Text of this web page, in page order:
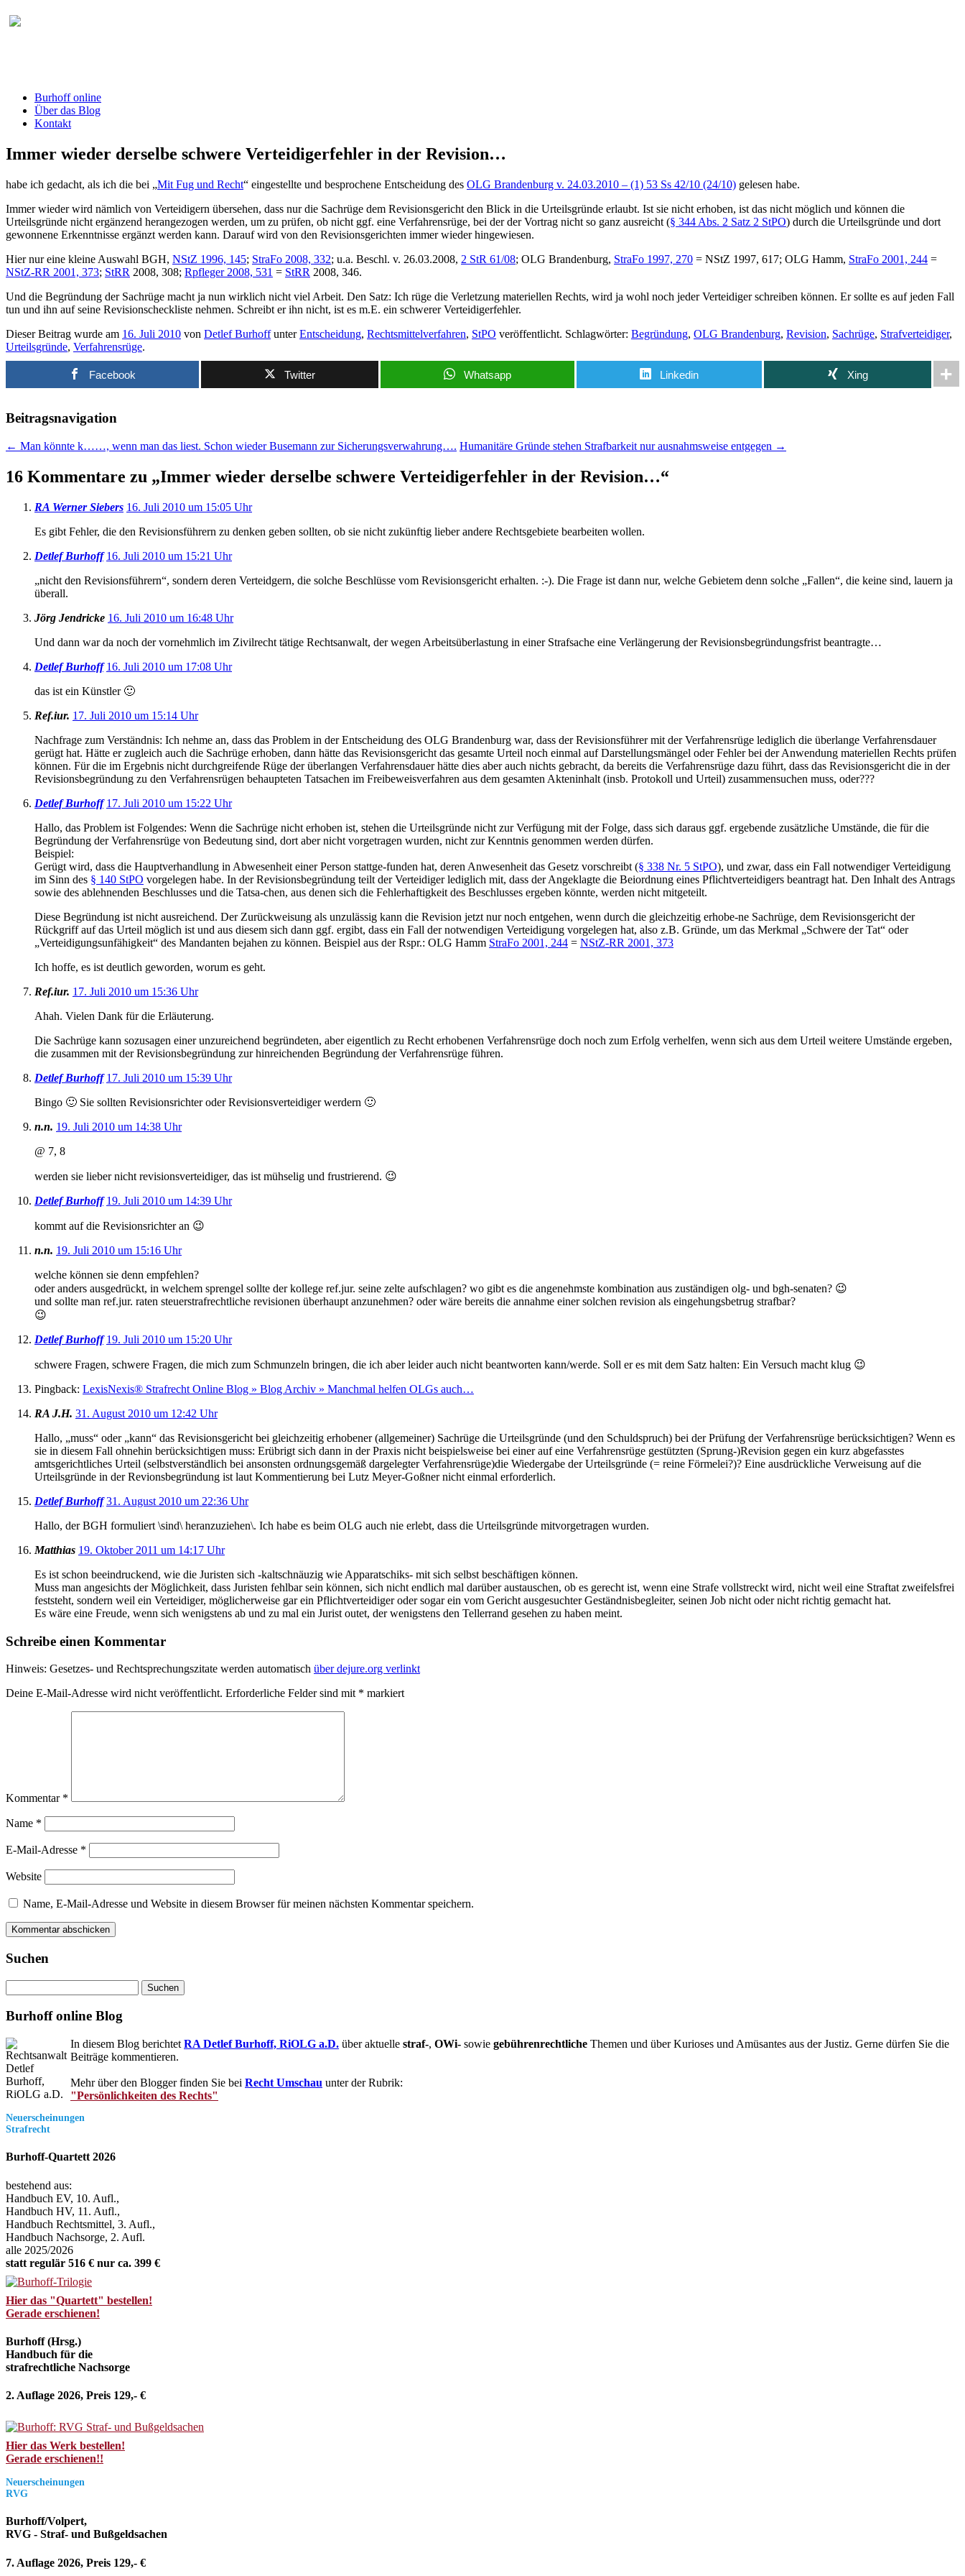
Burhoff online
Über das Blog
Kontakt
Immer wieder derselbe schwere Verteidigerfehler in der Revision…
habe ich gedacht, als ich die bei „Mit Fug und Recht“ eingestellte und besprochene Entscheidung des OLG Brandenburg v. 24.03.2010 – (1) 53 Ss 42/10 (24/10) gelesen habe.
Immer wieder wird nämlich von Verteidigern übersehen, dass nur die Sachrüge dem Revisionsgericht den Blick in die Urteilsgründe erlaubt. Ist sie nicht erhoben, ist das nicht möglich und können die
Urteilsgründe nicht ergänzend herangezogen werden, um zu prüfen, ob nicht ggf. eine Verfahrensrüge, bei der der Vortrag nicht so ganz ausreicht (§ 344 Abs. 2 Satz 2 StPO) durch die Urteilsgründe und dort
gewonnene Erkenntnisse ergänzt werden kann. Darauf wird von den Revisionsgerichten immer wieder hingewiesen.
Hier nur eine kleine Auswahl BGH, NStZ 1996, 145; StraFo 2008, 332; u.a. Beschl. v. 26.03.2008, 2 StR 61/08; OLG Brandenburg, StraFo 1997, 270 = NStZ 1997, 617; OLG Hamm, StraFo 2001, 244 =
NStZ-RR 2001, 373; StRR 2008, 308; Rpfleger 2008, 531 = StRR 2008, 346.
Und die Begründung der Sachrüge macht ja nun wirklich nicht viel Arbeit. Den Satz: Ich rüge die Verletzung materiellen Rechts, wird ja wohl noch jeder Verteidiger schreiben können. Er sollte es auf jeden Fall
tun und ihn auf seine Revisionscheckliste nehmen. Schreibt er ihn nicht, ist es m.E. ein schwerer Verteidigerfehler.
Dieser Beitrag wurde am 16. Juli 2010 von Detlef BurhoffunterEntscheidung, Rechtsmittelverfahren, StPO veröffentlicht. Schlagwörter: Begründung, OLG Brandenburg, Revision, Sachrüge, Strafverteidiger,
Urteilsgründe, Verfahrensrüge.
Facebook Twitter Whatsapp Linkedin Xing
Beitragsnavigation
← Man könnte k……, wenn man das liest. Schon wieder Busemann zur Sicherungsverwahrung…. Humanitäre Gründe stehen Strafbarkeit nur ausnahmsweise entgegen →
16 Kommentare zu „Immer wieder derselbe schwere Verteidigerfehler in der Revision…“
RA Werner Siebers 16. Juli 2010 um 15:05 Uhr
Es gibt Fehler, die den Revisionsführern zu denken geben sollten, ob sie nicht zukünftig lieber andere Rechtsgebiete bearbeiten wollen.
Detlef Burhoff 16. Juli 2010 um 15:21 Uhr
„nicht den Revisionsführern“, sondern deren Verteidgern, die solche Beschlüsse vom Revisionsgericht erhalten. :-). Die Frage ist dann nur, welche Gebietem denn solche „Fallen“, die keine sind, lauern ja
überall.
Jörg Jendricke 16. Juli 2010 um 16:48 Uhr
Und dann war da noch der vornehmlich im Zivilrecht tätige Rechtsanwalt, der wegen Arbeitsüberlastung in einer Strafsache eine Verlängerung der Revisionsbegründungsfrist beantragte…
Detlef Burhoff 16. Juli 2010 um 17:08 Uhr
das ist ein Künstler 🙂
Ref.iur. 17. Juli 2010 um 15:14 Uhr
Nachfrage zum Verständnis: Ich nehme an, dass das Problem in der Entscheidung des OLG Brandenburg war, dass der Revisionsführer mit der Verfahrensrüge lediglich die überlange Verfahrensdauer
gerügt hat. Hätte er zugleich auch die Sachrüge erhoben, dann hätte das Revisionsgericht das gesamte Urteil noch einmal auf Darstellungsmängel oder Fehler bei der Anwendung materiellen Rechts prüfen
können. Für die im Ergebnis nicht durchgreifende Rüge der überlangen Verfahrensdauer hätte dies aber auch nichts gebracht, da bereits die Verfahrensrüge dazu führt, dass das Revisionsgericht die in der
Revisionsbegründung zu den Verfahrensrügen behaupteten Tatsachen im Freibeweisverfahren aus dem gesamten Akteninhalt (insb. Protokoll und Urteil) zusammensuchen muss, oder???
Detlef Burhoff 17. Juli 2010 um 15:22 Uhr
Hallo, das Problem ist Folgendes: Wenn die Sachrüge nicht erhoben ist, stehen die Urteilsgründe nicht zur Verfügung mit der Folge, dass sich daraus ggf. ergebende zusätzliche Umstände, die für die
Begründung der Verfahrensrüge von Bedeutung sind, dort aber nicht vorgetragen wurden, nicht zur Kenntnis genommen werden dürfen.
Beispiel:
Gerügt wird, dass die Hauptverhandlung in Abwesenheit einer Person stattge-funden hat, deren Anwesenheit das Gesetz vorschreibt (§ 338 Nr. 5 StPO), und zwar, dass ein Fall notwendiger Verteidigung
im Sinn des § 140 StPO vorgelegen habe. In der Revisionsbegründung teilt der Verteidiger lediglich mit, dass der Angeklagte die Beiordnung eines Pflichtverteidigers beantragt hat. Den Inhalt des Antrags
sowie des ablehnenden Beschlusses und die Tatsa-chen, aus denen sich die Fehlerhaftigkeit des Beschlusses ergeben könnte, werden nicht mitgeteilt.
Diese Begründung ist nicht ausreichend. Der Zurückweisung als unzulässig kann die Revision jetzt nur noch entgehen, wenn durch die gleichzeitig erhobe-ne Sachrüge, dem Revisionsgericht der
Rückgriff auf das Urteil möglich ist und aus diesem sich dann ggf. ergibt, dass ein Fall der notwendigen Verteidigung vorgelegen hat, also z.B. Gründe, um das Merkmal „Schwere der Tat“ oder
„Verteidigungsunfähigkeit“ des Mandanten bejahen zu können. Beispiel aus der Rspr.: OLG Hamm StraFo 2001, 244 = NStZ-RR 2001, 373
Ich hoffe, es ist deutlich geworden, worum es geht.
Ref.iur. 17. Juli 2010 um 15:36 Uhr
Ahah. Vielen Dank für die Erläuterung.
Die Sachrüge kann sozusagen einer unzureichend begründeten, aber eigentlich zu Recht erhobenen Verfahrensrüge doch noch zum Erfolg verhelfen, wenn sich aus dem Urteil weitere Umstände ergeben,
die zusammen mit der Revisionsbegründung zur hinreichenden Begründung der Verfahrensrüge führen.
Detlef Burhoff 17. Juli 2010 um 15:39 Uhr
Bingo 🙂 Sie sollten Revisionsrichter oder Revisionsverteidiger werdern 🙂
n.n. 19. Juli 2010 um 14:38 Uhr
@ 7, 8
werden sie lieber nicht revisionsverteidiger, das ist mühselig und frustrierend. 😉
Detlef Burhoff 19. Juli 2010 um 14:39 Uhr
kommt auf die Revisionsrichter an 😉
n.n. 19. Juli 2010 um 15:16 Uhr
welche können sie denn empfehlen?
oder anders ausgedrückt, in welchem sprengel sollte der kollege ref.jur. seine zelte aufschlagen? wo gibt es die angenehmste kombination aus zuständigen olg- und bgh-senaten? 😉
und sollte man ref.jur. raten steuerstrafrechtliche revisionen überhaupt anzunehmen? oder wäre bereits die annahme einer solchen revision als eingehungsbetrug strafbar?
😉
Detlef Burhoff 19. Juli 2010 um 15:20 Uhr
schwere Fragen, schwere Fragen, die mich zum Schmunzeln bringen, die ich aber leider auch nicht beantworten kann/werde. Soll er es mit dem Satz halten: Ein Versuch macht klug 😉
Pingback: LexisNexis® Strafrecht Online Blog » Blog Archiv » Manchmal helfen OLGs auch…
RA J.H. 31. August 2010 um 12:42 Uhr
Hallo, „muss“ oder „kann“ das Revisionsgericht bei gleichzeitig erhobener (allgemeiner) Sachrüge die Urteilsgründe (und den Schuldspruch) bei der Prüfung der Verfahrensrüge berücksichtigen? Wenn es
sie in diesem Fall ohnehin berücksichtigen muss: Erübrigt sich dann in der Praxis nicht beispielsweise bei einer auf eine Verfahrensrüge gestützten (Sprung-)Revision gegen ein kurz abgefasstes
amtsgerichtliches Urteil (selbstverständlich bei ansonsten ordnungsgemäß dargelegter Verfahrensrüge)die Wiedergabe der Urteilsgründe (= reine Förmelei?)? Eine ausdrückliche Verweisung auf die
Urteilsgründe in der Revionsbegründung ist laut Kommentierung bei Lutz Meyer-Goßner nicht einmal erforderlich.
Detlef Burhoff 31. August 2010 um 22:36 Uhr
Hallo, der BGH formuliert \sind\ heranzuziehen\. Ich habe es beim OLG auch nie erlebt, dass die Urteilsgründe mitvorgetragen wurden.
Matthias 19. Oktober 2011 um 14:17 Uhr
Es ist schon beeindruckend, wie die Juristen sich -kaltschnäuzig wie Apparatschiks- mit sich selbst beschäftigen können.
Muss man angesichts der Möglichkeit, dass Juristen fehlbar sein können, sich nicht endlich mal darüber austauschen, ob es gerecht ist, wenn eine Strafe vollstreckt wird, nicht weil eine Straftat zweifelsfrei
feststeht, sondern weil ein Verteidiger, möglicherweise gar ein Pflichtverteidiger oder sogar ein vom Gericht ausgesuchter Geständnisbegleiter, seinen Job nicht oder nicht richtig gemacht hat.
Es wäre eine Freude, wenn sich wenigstens ab und zu mal ein Jurist outet, der wenigstens den Tellerrand gesehen zu haben meint.
Schreibe einen Kommentar
Hinweis: Gesetzes- und Rechtsprechungszitate werden automatisch über dejure.org verlinkt
Deine E-Mail-Adresse wird nicht veröffentlicht. Erforderliche Felder sind mit * markiert
Kommentar *
Name *
E-Mail-Adresse *
Website
Name, E-Mail-Adresse und Website in diesem Browser für meinen nächsten Kommentar speichern.
Suchen
nach:
Burhoff online Blog
In diesem Blog berichtet RA Detlef Burhoff, RiOLG a.D. über aktuelle straf-, OWi- sowie gebührenrechtliche Themen und über Kurioses und Amüsantes aus der Justiz. Gerne dürfen Sie die
Beiträge kommentieren.
Mehr über den Blogger finden Sie bei Recht Umschau unter der Rubrik:
"Persönlichkeiten des Rechts"
Neuerscheinungen
Strafrecht
Burhoff-Quartett 2026
bestehend aus:
Handbuch EV, 10. Aufl.,
Handbuch HV, 11. Aufl.,
Handbuch Rechtsmittel, 3. Aufl.,
Handbuch Nachsorge, 2. Aufl.
alle 2025/2026
statt regulär 516 € nur ca. 399 €
Hier das "Quartett" bestellen!
Gerade erschienen!
Burhoff (Hrsg.)
Handbuch für die
strafrechtliche Nachsorge
2. Auflage 2026, Preis 129,- €
Hier das Werk bestellen!
Gerade erschienen!!
Neuerscheinungen
RVG
Burhoff/Volpert,
RVG - Straf- und Bußgeldsachen
7. Auflage 2026, Preis 129,- €